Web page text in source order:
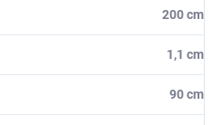
200 cm
1,1 cm
90 cm